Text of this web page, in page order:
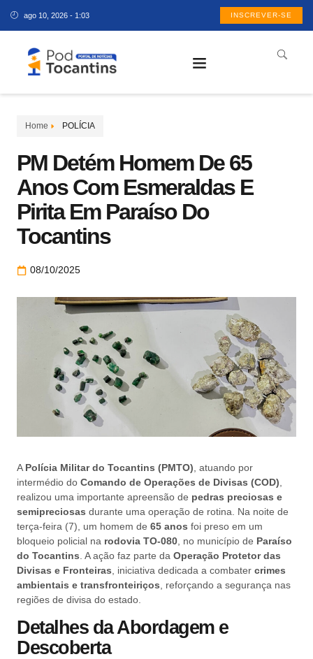
ago 10, 2026 - 1:03 INSCREVER-SE
Home POLÍCIA
PM Detém Homem De 65
Anos Com Esmeraldas E
Pirita Em Paraíso Do
Tocantins
08/10/2025
A Polícia Militar do Tocantins (PMTO), atuando por
intermédio do Comando de Operações de Divisas (COD),
realizou uma importante apreensão de pedras preciosas e
semipreciosas durante uma operação de rotina. Na noite de
terça-feira (7), um homem de 65 anos foi preso em um
bloqueio policial na rodovia TO-080, no município de Paraíso
do Tocantins. A ação faz parte da Operação Protetor das
Divisas e Fronteiras, iniciativa dedicada a combater crimes
ambientais e transfronteiriços, reforçando a segurança nas
regiões de divisa do estado.
Detalhes da Abordagem e
Descoberta